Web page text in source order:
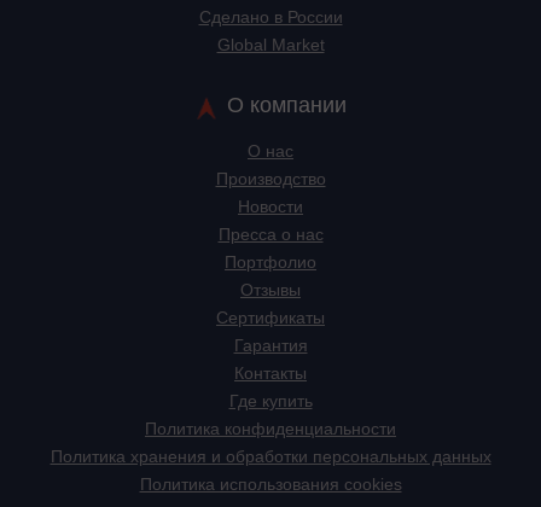
Сделано в России
Global Market
О компании
О нас
Производство
Новости
Пресса о нас
Портфолио
Отзывы
Сертификаты
Гарантия
Контакты
Где купить
Политика конфиденциальности
Политика хранения и обработки персональных данных
Политика использования cookies